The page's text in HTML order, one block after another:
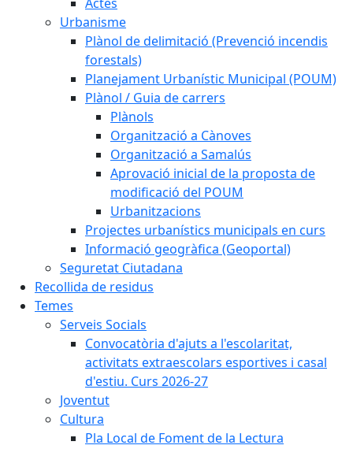
Urbanisme
Plànol de delimitació (Prevenció incendis
forestals)
Planejament Urbanístic Municipal (POUM)
Plànol / Guia de carrers
Plànols
Organització a Cànoves
Organització a Samalús
Aprovació inicial de la proposta de
modificació del POUM
Urbanitzacions
Projectes urbanístics municipals en curs
Informació geogràfica (Geoportal)
Seguretat Ciutadana
Recollida de residus
Temes
Serveis Socials
Convocatòria d'ajuts a l'escolaritat,
activitats extraescolars esportives i casal
d'estiu. Curs 2026-27
Joventut
Cultura
Pla Local de Foment de la Lectura